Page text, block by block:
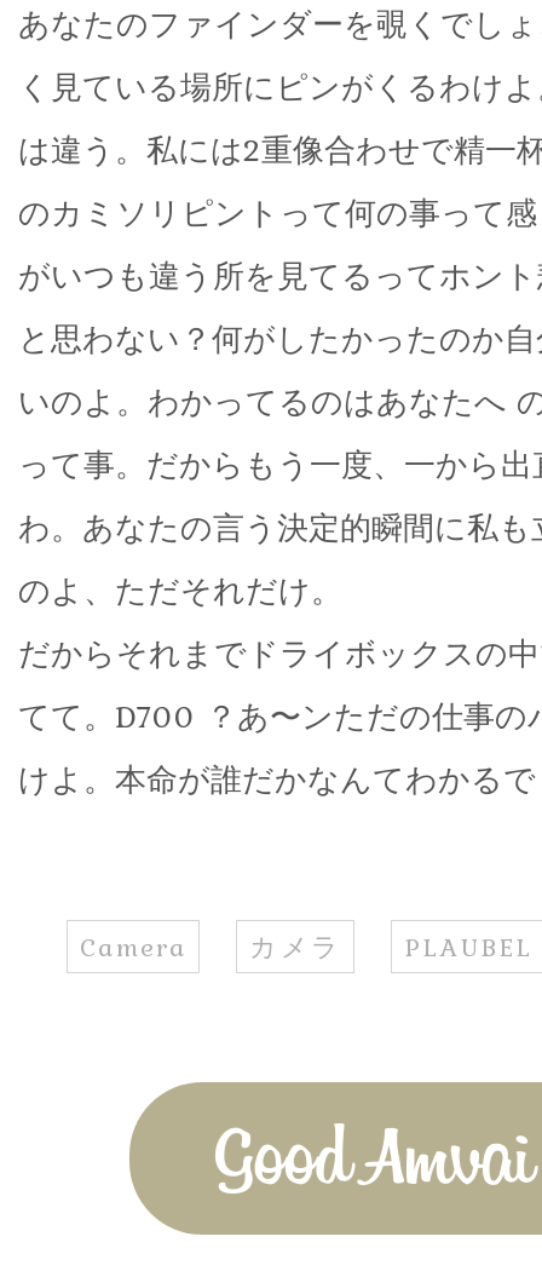
あなたのファインダーを覗くでし
く見ている場所にピンがくるわけ
は違う。私には2重像合わせで精一
のカミソリピントって何の事って
がいつも違う所を見てるってホン
と思わない？何がしたかったのか
いのよ。わかってるのはあなたへ
って事。だからもう一度、一から
わ。あなたの言う決定的瞬間に私
のよ、ただそれだけ。
だからそれまでドライボックスの
てて。D700 ？あ〜ンただの仕事の
けよ。本命が誰だかなんてわかる
Camera カメラ PLAUBEL